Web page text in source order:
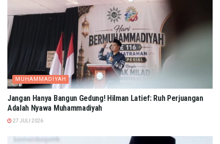
MUHAMMADIYAH
Jangan Hanya Bangun Gedung! Hilman Latief: Ruh Perjuangan
Adalah Nyawa Muhammadiyah
27 JULI 2026